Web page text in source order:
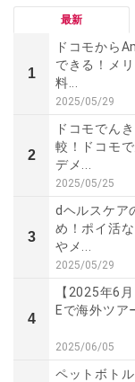
最新
1
ドコモから
できる！メ
料...
2025/05/29
2
ドコモでん
較！ドコモ
デメ...
2025/05/25
3
dヘルスケア
め！ポイ活
やメ...
2025/05/29
4
【2025年6
Eで海外ツア
2025/06/05
ペットボト